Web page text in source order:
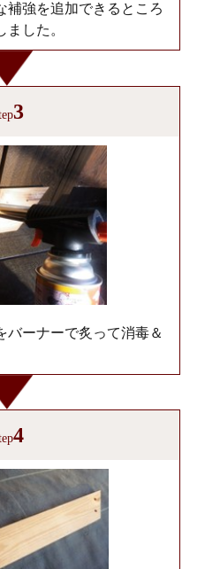
補強を追加できるところ
した。
3
バーナーで炙って消毒＆
4